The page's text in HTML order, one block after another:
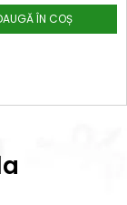
ÎN COȘ